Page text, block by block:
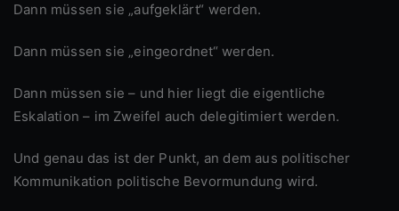
Dann müssen sie „aufgeklärt“ werden.
Dann müssen sie „eingeordnet“ werden.
Dann müssen sie – und hier liegt die eigentliche
Eskalation – im Zweifel auch delegitimiert werden.
Und genau das ist der Punkt, an dem aus politischer
Kommunikation politische Bevormundung wird.